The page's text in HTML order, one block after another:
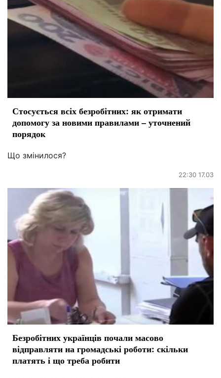
Стосується всіх безробітних: як отримати
допомогу за новими правилами – уточнений
порядок
Що змінилося?
22:30 17.03
Безробітних українців почали масово
відправляти на громадські роботи: скільки
платять і що треба робити